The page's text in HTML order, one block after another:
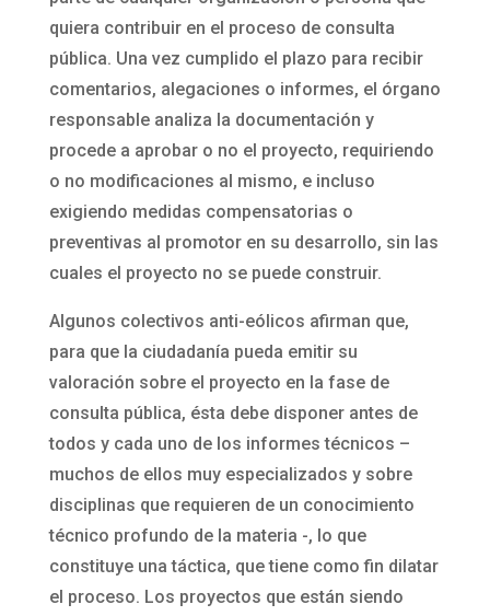
quiera contribuir en el proceso de consulta
pública. Una vez cumplido el plazo para recibir
comentarios, alegaciones o informes, el órgano
responsable analiza la documentación y
procede a aprobar o no el proyecto, requiriendo
o no modificaciones al mismo, e incluso
exigiendo medidas compensatorias o
preventivas al promotor en su desarrollo, sin las
cuales el proyecto no se puede construir.
Algunos colectivos anti-eólicos afirman que,
para que la ciudadanía pueda emitir su
valoración sobre el proyecto en la fase de
consulta pública, ésta debe disponer antes de
todos y cada uno de los informes técnicos –
muchos de ellos muy especializados y sobre
disciplinas que requieren de un conocimiento
técnico profundo de la materia -, lo que
constituye una táctica, que tiene como fin dilatar
el proceso. Los proyectos que están siendo